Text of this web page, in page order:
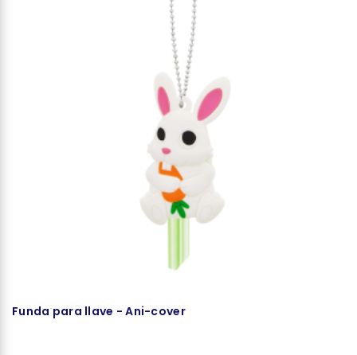
Funda para llave - Ani-cover